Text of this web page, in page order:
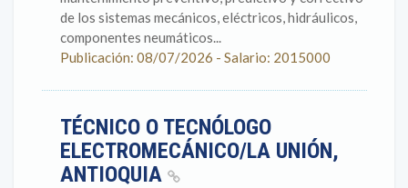
de los sistemas mecánicos, eléctricos, hidráulicos,
componentes neumáticos...
Publicación: 08/07/2026 - Salario: 2015000
TÉCNICO O TECNÓLOGO
ELECTROMECÁNICO/LA UNIÓN,
ANTIOQUIA